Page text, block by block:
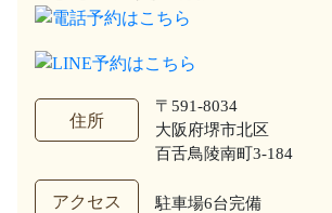
住所
〒591-8034
大阪府堺市北区
百舌鳥陵南町3-184
アクセス 駐車場6台完備